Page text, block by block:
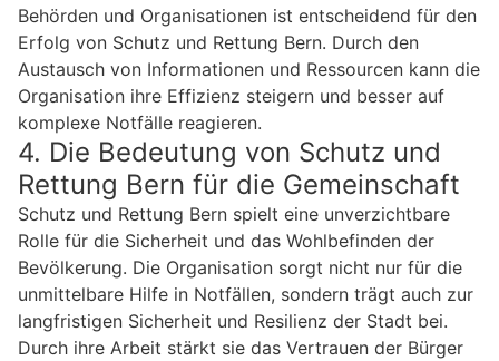
Behörden und Organisationen ist entscheidend für den
Erfolg von Schutz und Rettung Bern. Durch den
Austausch von Informationen und Ressourcen kann die
Organisation ihre Effizienz steigern und besser auf
komplexe Notfälle reagieren.
4. Die Bedeutung von Schutz und
Rettung Bern für die Gemeinschaft
Schutz und Rettung Bern spielt eine unverzichtbare
Rolle für die Sicherheit und das Wohlbefinden der
Bevölkerung. Die Organisation sorgt nicht nur für die
unmittelbare Hilfe in Notfällen, sondern trägt auch zur
langfristigen Sicherheit und Resilienz der Stadt bei.
Durch ihre Arbeit stärkt sie das Vertrauen der Bürger